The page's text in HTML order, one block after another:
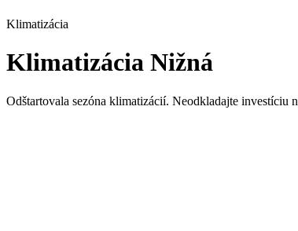
Klimatizácia
Klimatizácia Nižná
Odštartovala sezóna klimatizácií. Neodkladajte